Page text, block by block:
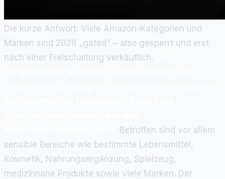
Die kurze Antwort: Viele Amazon-Kategorien und
Marken sind 2026 „gated" – also gesperrt und erst
nach einer Freischaltung verkäuflich.
Betroffen sind vor allem
sensible Bereiche wie bestimmte Lebensmittel,
Kosmetik, Nahrungsergänzung, Spielzeug,
medizinnahe Produkte sowie viele Marken. Der